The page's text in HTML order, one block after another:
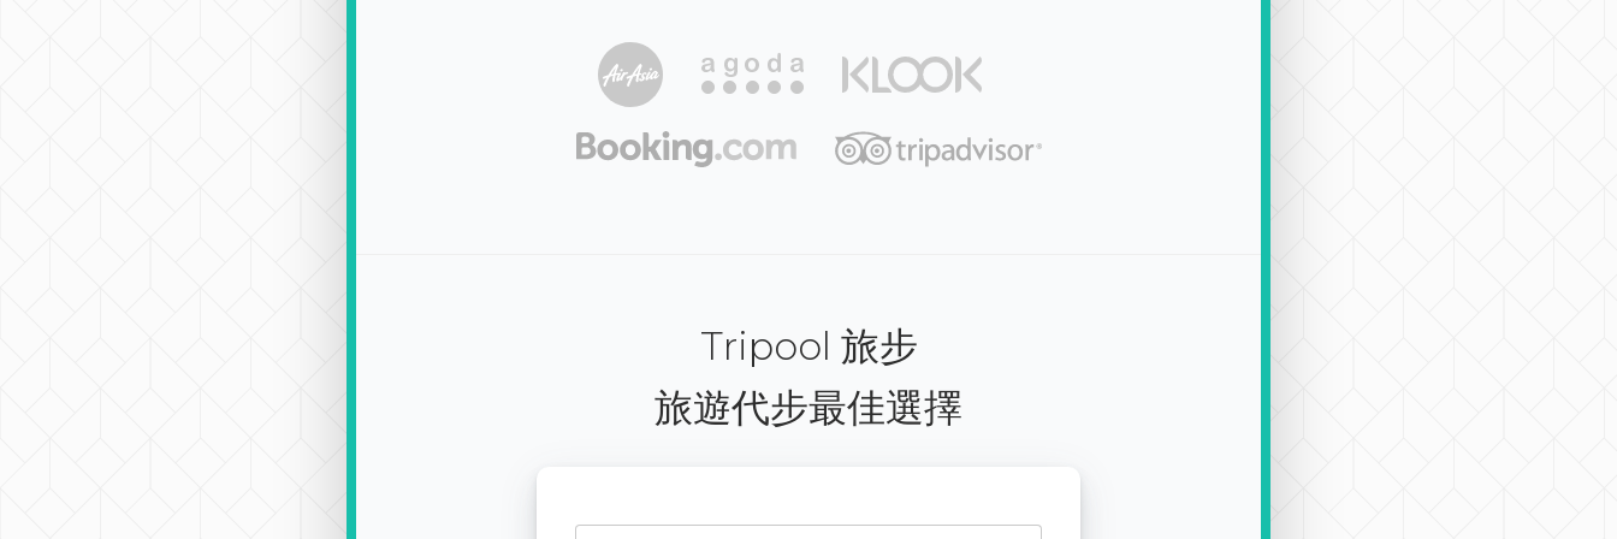
Tripool 旅步
旅遊代步最佳選擇